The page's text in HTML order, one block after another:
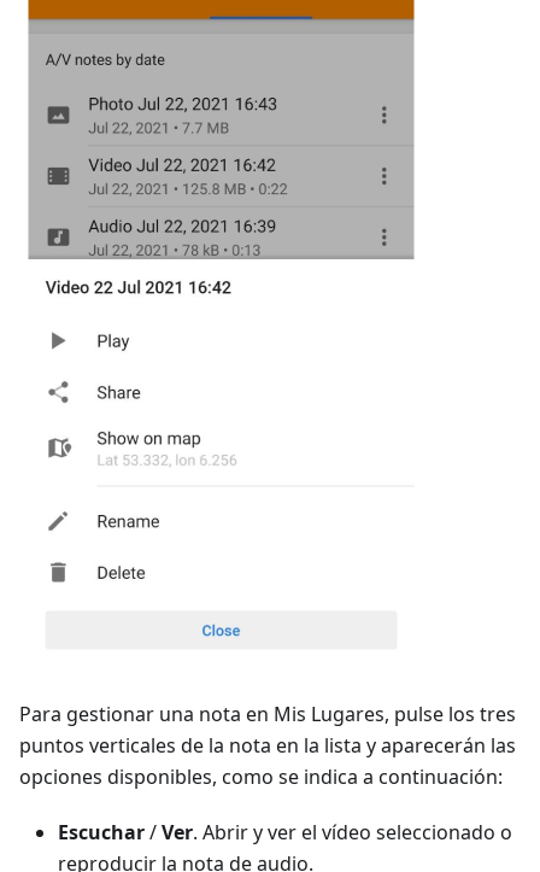
Para gestionar una nota en Mis Lugares, pulse los tres
puntos verticales de la nota en la lista y aparecerán las
opciones disponibles, como se indica a continuación:
Escuchar/Ver. Abrir y ver el vídeo seleccionado o
reproducir la nota de audio.